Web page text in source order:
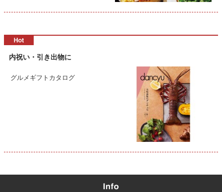
内祝い・引き出物に
グルメギフトカタログ